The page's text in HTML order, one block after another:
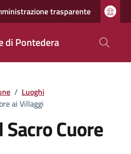
trasparente
di Pontedera
/ Luoghi
ai Villaggi
Cuore